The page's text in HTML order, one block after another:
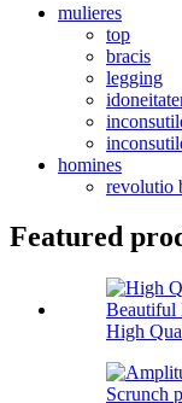
mulieres
top
bracis
legging
homines
revolutio
Featured
High